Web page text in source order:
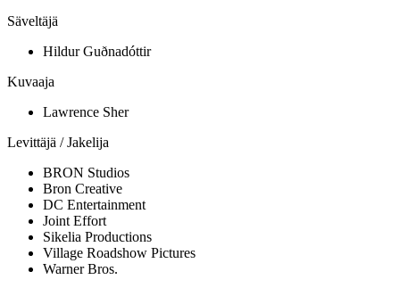
Säveltäjä
Hildur Guðnadóttir
Kuvaaja
Lawrence Sher
Levittäjä / Jakelija
BRON Studios
Bron Creative
DC Entertainment
Joint Effort
Sikelia Productions
Village Roadshow Pictures
Warner Bros.